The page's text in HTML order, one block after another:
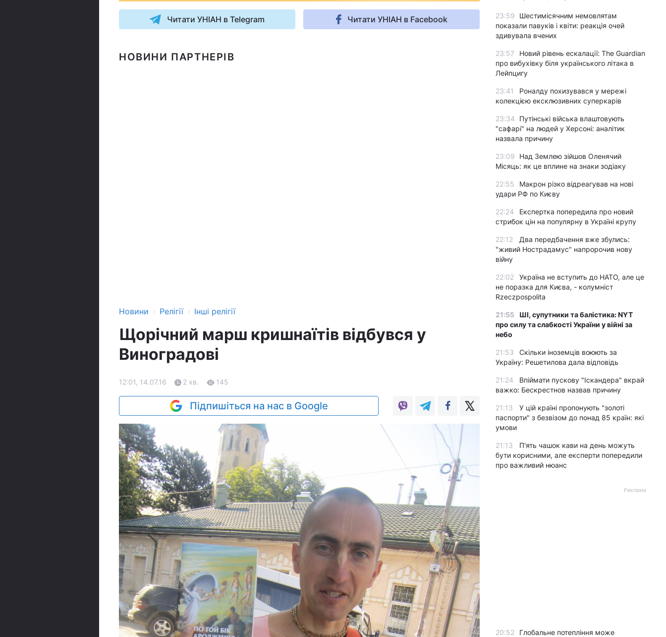
Читати УНІАН в Telegram Читати УНІАН в Facebook
НОВИНИ ПАРТНЕРІВ
Новини › Релігії › Інші релігії
Щорічний марш кришнаїтів відбувся у
Виноградові
12:01, 14.07.16 2 хв. 145
Підпишіться на нас в Google
23:59
Шестимісячним немовлятам
показали павуків і квіти: реакція очей
здивувала вчених
23:57
Новий рівень ескалації: The Guardian
про вибухівку біля українського літака в
Лейпцигу
23:41
Роналду похизувався у мережі
колекцією ексклюзивних суперкарів
23:34
Путінські війська влаштовують
"сафарі" на людей у Херсоні: аналітик
назвала причину
23:09
Над Землею зійшов Оленячий
Місяць: як це вплине на знаки зодіаку
22:55
Макрон різко відреагував на нові
удари РФ по Києву
22:24
Експертка попередила про новий
стрибок цін на популярну в Україні крупу
22:12
Два передбачення вже збулись:
"живий Нострадамус" напророчив нову
війну
22:02
Україна не вступить до НАТО, але це
не поразка для Києва, - колумніст
Rzeczpospolita
21:55
ШІ, супутники та балістика: NYT
про силу та слабкості України у війні за
небо
21:53
Скільки іноземців воюють за
Україну: Решетилова дала відповідь
21:24
Впіймати пускову "Іскандера" вкрай
важко: Бескрестнов назвав причину
21:13
У цій країні пропонують "золоті
паспорти" з безвізом до понад 85 країн: які
умови
21:13
П'ять чашок кави на день можуть
бути корисними, але експерти попередили
про важливий нюанс
Реклама
20:52
Глобальне потепління може